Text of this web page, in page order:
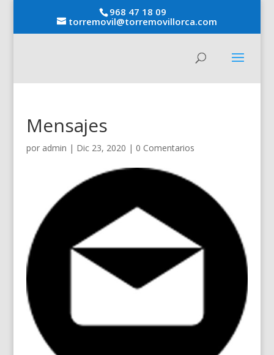
968 47 18 09
torremovil@torremovillorca.com
Mensajes
por admin | Dic 23, 2020 | 0 Comentarios